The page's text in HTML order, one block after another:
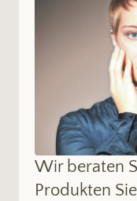
Wir beraten
Produkten